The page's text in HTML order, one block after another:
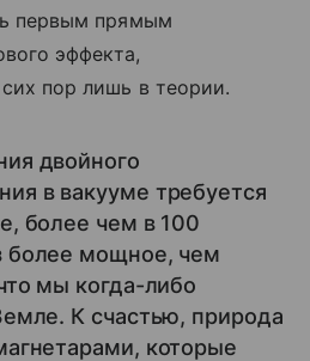
первым прямым
эффекта,
пор лишь в теории.
двойного
в вакууме требуется
более чем в 100
более мощное, чем
мы когда-либо
К счастью, природа
которые